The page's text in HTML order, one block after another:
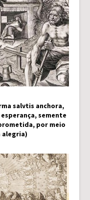
salvtis anchora,
semente
por meio
alegria)